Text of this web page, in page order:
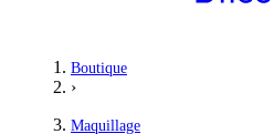
Boutique
›
Maquillage